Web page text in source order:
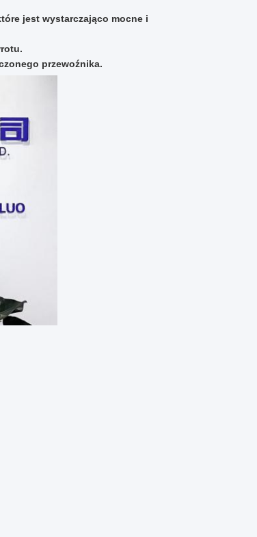
jest wystarczająco mocne i
przewoźnika.